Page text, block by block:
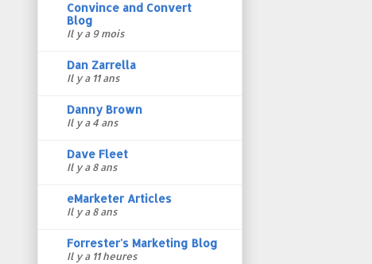
Convince and Convert
Blog
Il y a 9 mois
Dan Zarrella
Il y a 11 ans
Danny Brown
Il y a 4 ans
Dave Fleet
Il y a 8 ans
eMarketer Articles
Il y a 8 ans
Forrester's Marketing Blog
Il y a 11 heures